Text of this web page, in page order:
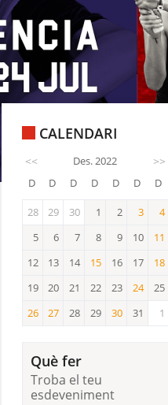
CALENDARI
<< Des. 2022 >>
D D D D D D D
28 29 30 1 2 3 4
4
5 6 7 8 9 10 11
11
12 13 14 15
15
16 17 18
18
19 20 21 22 23 24
24
25
26
27 28 29 30 31 1
Què fer
Troba el teu
esdeveniment